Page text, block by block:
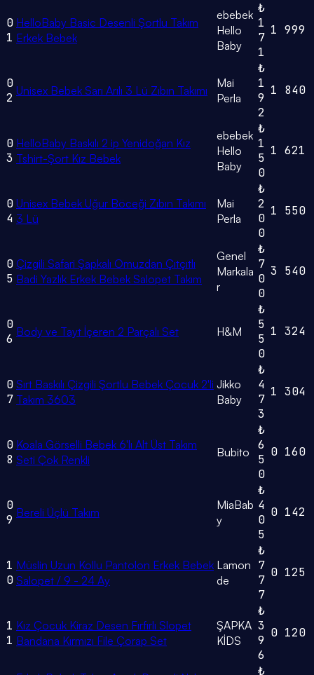
0
1
HelloBaby Basic Desenli Şortlu Takım
Erkek Bebek
ebebek
Hello
Baby
₺
1
7
1
1 999
0
2 Unisex Bebek Sarı Arılı 3 Lü Zıbın Takımı
Mai
Perla
₺
1
9
2
1 840
0
3
HelloBaby Baskılı 2 ip Yenidoğan Kız
Tshirt-Şort Kız Bebek
ebebek
Hello
Baby
₺
1
5
0
1 621
0
4
Unisex Bebek Uğur Böceği Zıbın Takımı
3 Lü
Mai
Perla
₺
2
0
0
1 550
0
5
Çizgili Safari Şapkalı Omuzdan Çıtçıtlı
Badi Yazlık Erkek Bebek Salopet Takım
Genel
Markala
r
₺
7
0
0
3 540
0
6 Body ve Tayt İçeren 2 Parçalı Set H&M
₺
5
5
0
1 324
0
7
Sırt Baskılı Çizgili Şortlu Bebek Çocuk 2'li
Takım 3603
Jikko
Baby
₺
4
7
3
1 304
0
8
Koala Görselli Bebek 6'lı Alt Üst Takım
Seti Çok Renkli
Bubito
₺
6
5
0
0 160
0
9 Bereli Üçlü Takım
MiaBab
y
₺
4
0
5
0 142
1
0
Müslin Uzun Kollu Pantolon Erkek Bebek
Salopet / 9 - 24 Ay
Lamon
de
₺
7
7
7
0 125
1
1
Kız Çocuk Kiraz Desen Fırfırlı Slopet
Bandana Kırmızı File Çorap Set
ŞAPKA
KİDS
₺
3
9
6
0 120
₺